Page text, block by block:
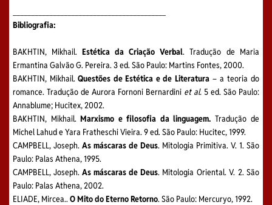
Bibliografia:
BAKHTIN, Mikhail. Estética da Criação Verbal. Tradução de Maria
Ermantina Galvão G. Pereira. 3 ed. São Paulo: Martins Fontes, 2000.
BAKHTIN, Mikhail. Questões de Estética e de Literatura – a teoria do
romance. Tradução de Aurora Fornoni Bernardini et al. 5 ed. São Paulo:
Annablume; Hucitex, 2002.
BAKHTIN, Mikhail. Marxismo e filosofia da linguagem. Tradução de
Michel Lahud e Yara Fratheschi Vieira. 9 ed. São Paulo: Hucitec, 1999.
CAMPBELL, Joseph. As máscaras de Deus. Mitologia Primitiva. V. 1. São
Paulo: Palas Athena, 1995.
CAMPBELL, Joseph. As máscaras de Deus. Mitologia Oriental. V. 2. São
Paulo: Palas Athena, 2002.
ELIADE, Mircea..O Mito do Eterno Retorno. São Paulo: Mercuryo, 1992.